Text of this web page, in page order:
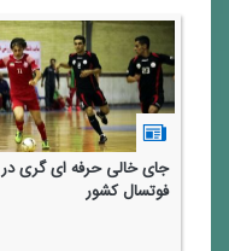
جای خالی حرفه ای گری در
فوتسال كشور